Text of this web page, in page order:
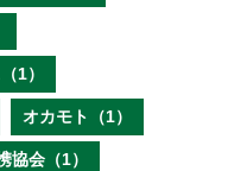
1）
オカモト（1）
協会（1）